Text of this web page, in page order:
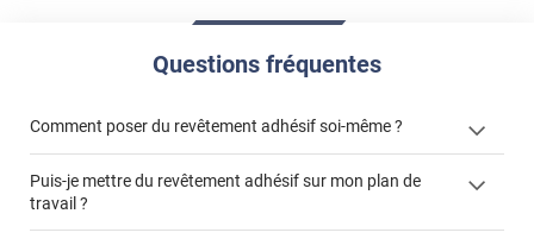
Questions fréquentes
Comment poser du revêtement adhésif soi-même ?
« Comment poser un revêtement adhésif ? »
Puis-je mettre du revêtement adhésif sur mon plan de
travail ?